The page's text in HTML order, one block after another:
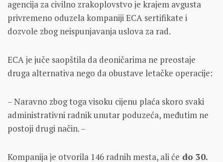
agencija za civilno zrakoplovstvo je krajem avgusta
privremeno oduzela kompaniji ECA sertifikate i
dozvole zbog neispunjavanja uslova za rad.
ECA je juče saopštila da deoničarima ne preostaje
druga alternativa nego da obustave letačke operacije:
– Naravno zbog toga visoku cijenu plaća skoro svaki
administrativni radnik unutar poduzeća, međutim ne
postoji drugi način. –
Kompanija je otvorila 146 radnih mesta, ali će do 30.